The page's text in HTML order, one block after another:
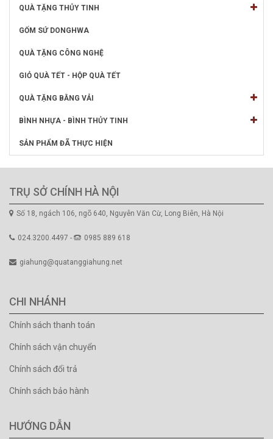
QUÀ TẶNG THỦY TINH
GỐM SỨ DONGHWA
QUÀ TẶNG CÔNG NGHỆ
GIỎ QUÀ TẾT - HỘP QUÀ TẾT
QUÀ TẶNG BẰNG VẢI
BÌNH NHỰA - BÌNH THỦY TINH
SẢN PHẨM ĐÃ THỰC HIỆN
TRỤ SỞ CHÍNH HÀ NỘI
Số 18, ngách 106, ngõ 640, Nguyễn Văn Cừ, Long Biên, Hà Nội
024.3200.4497 - 0985 889 618
giahung@quatanggiahung.net
CHI NHÁNH
Chính sách thanh toán
Chính sách vận chuyển
Chính sách đổi trả
Chính sách bảo hành
HƯỚNG DẪN